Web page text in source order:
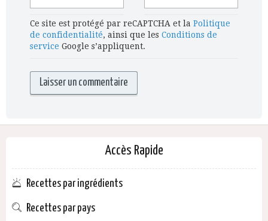
Ce site est protégé par reCAPTCHA et la Politique
de confidentialité, ainsi que les Conditions de
service Google s’appliquent.
Accès Rapide
Recettes par ingrédients
Recettes par pays